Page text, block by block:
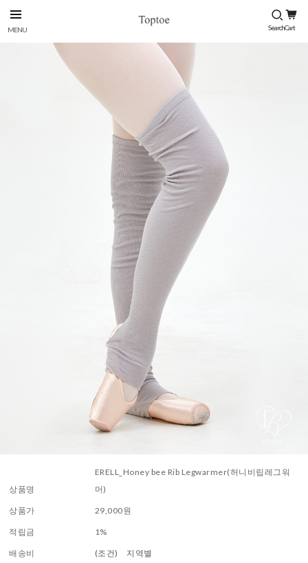
상품명
ERELL_Honey bee Rib Legwarmer(허니비립레그워
머)
상품가 29,000원
적립금 1%
배송비 (조건) 지역별